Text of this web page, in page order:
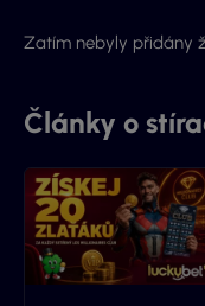
Zatím nebyly přidány
Články o